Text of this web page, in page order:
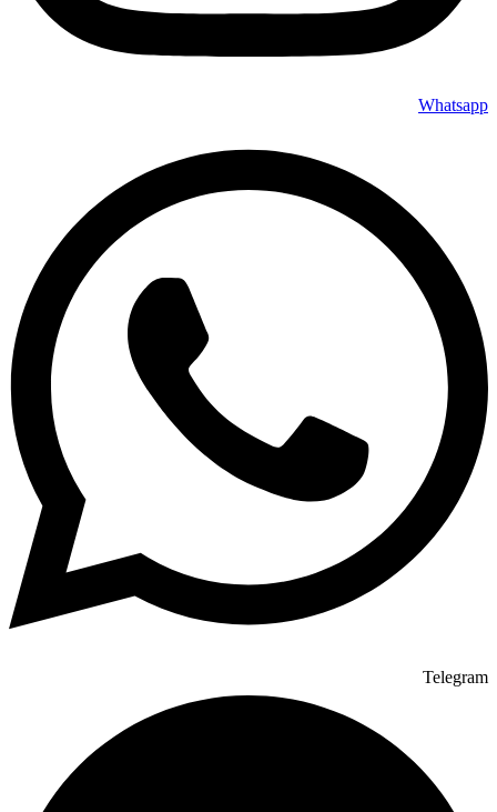
Whatsapp
Telegram